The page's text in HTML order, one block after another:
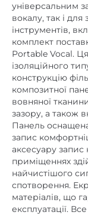
універсальним
вокалу, так і
інструментів,
комплект
Portable Vocal.
ізоляційного
конструкцію
композитної
вовняної
зазору, а також
Панель
запис
аксесуару запис
приміщеннях
найчистішого
спотворення.
матеріалів, що
експлуатації.